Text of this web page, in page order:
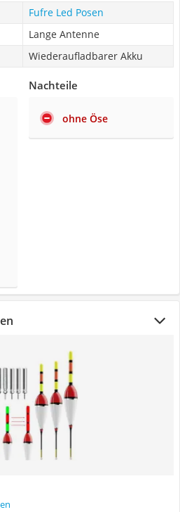
Fufre Led Posen
Lange Antenne
Wiederaufladbarer Akku
Nachteile
ohne Öse